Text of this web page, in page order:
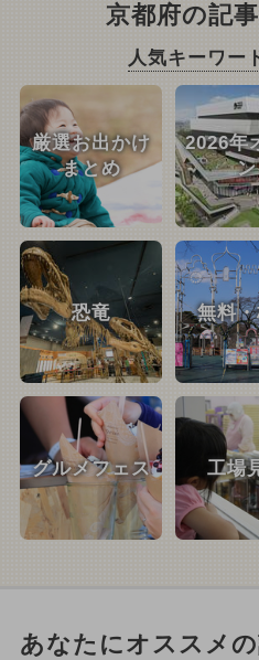
京都府の記
人気キーワー
厳選お出かけ
まとめ
2026年
ン
恐竜 無料
グルメフェス 工場
あなたにオススメ